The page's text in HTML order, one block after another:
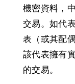
機密資料，
交易。如代
表（或其配
該代表擁有
的交易。